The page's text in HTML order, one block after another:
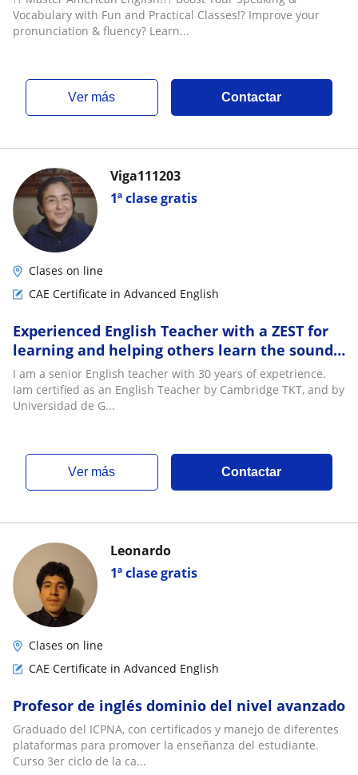
Vocabulary with Fun and Practical Classes!? Improve your
pronunciation & fluency? Learn...
ver más Contactar
1ª clase gratis
Viga111203
Clases on line
CAE Certificate in Advanced English
Experienced English Teacher with a ZEST for
learning and helping others learn the sounds
and forms of the English Language
I am a senior English teacher with 30 years of expetrience.
Iam certified as an English Teacher by Cambridge TKT, and by
Universidad de G...
ver más Contactar
1ª clase gratis
Leonardo
Clases on line
CAE Certificate in Advanced English
Profesor de inglés dominio del nivel avanzado
Graduado del ICPNA, con certificados y manejo de diferentes
plataformas para promover la enseñanza del estudiante.
Curso 3er ciclo de la ca...